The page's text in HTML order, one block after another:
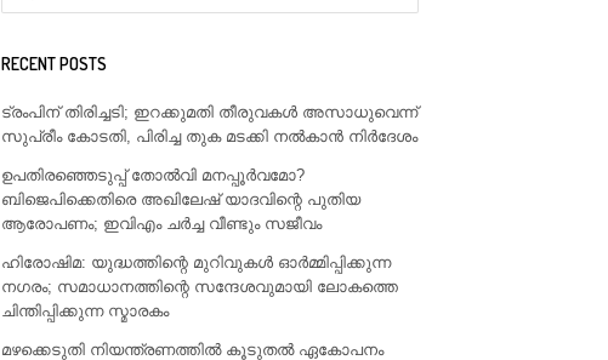
for:
RECENT POSTS
ട്രംപിന് തിരിച്ചടി; ഇറക്കുമതി തീരുവകൾ അസാധുവെന്ന്
സുപ്രീം കോടതി, പിരിച്ച തുക മടക്കി നൽകാൻ നിർദേശം
ഉപതിരഞ്ഞെടുപ്പ് തോൽവി മനപ്പൂർവമോ?
ബിജെപിക്കെതിരെ അഖിലേഷ് യാദവിന്റെ പുതിയ
ആരോപണം; ഇവിഎം ചർച്ച വീണ്ടും സജീവം
ഹിരോഷിമ: യുദ്ധത്തിന്റെ മുറിവുകൾ ഓർമ്മിപ്പിക്കുന്ന
നഗരം; സമാധാനത്തിന്റെ സന്ദേശവുമായി ലോകത്തെ
ചിന്തിപ്പിക്കുന്ന സ്മാരകം
മഴക്കെടുതി നിയന്ത്രണത്തിൽ കൂടുതൽ ഏകോപനം